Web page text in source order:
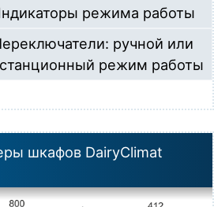
режима работы
ручной или
режим работы
шкафов DairyClimat